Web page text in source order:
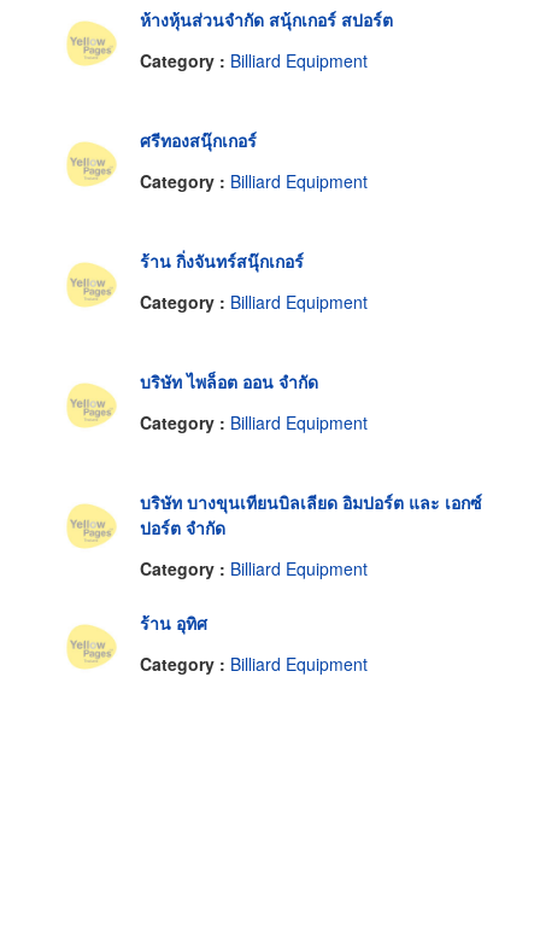
ห้างหุ้นส่วนจำกัด สนุ้กเกอร์ สปอร์ต
Category : Billiard Equipment
ศรีทองสนุ๊กเกอร์
Category : Billiard Equipment
ร้าน กิ่งจันทร์สนุ๊กเกอร์
Category : Billiard Equipment
บริษัท ไพล็อต ออน จำกัด
Category : Billiard Equipment
บริษัท บางขุนเทียนบิลเลียด อิมปอร์ต และ เอกซ์
ปอร์ต จำกัด
Category : Billiard Equipment
ร้าน อุทิศ
Category : Billiard Equipment